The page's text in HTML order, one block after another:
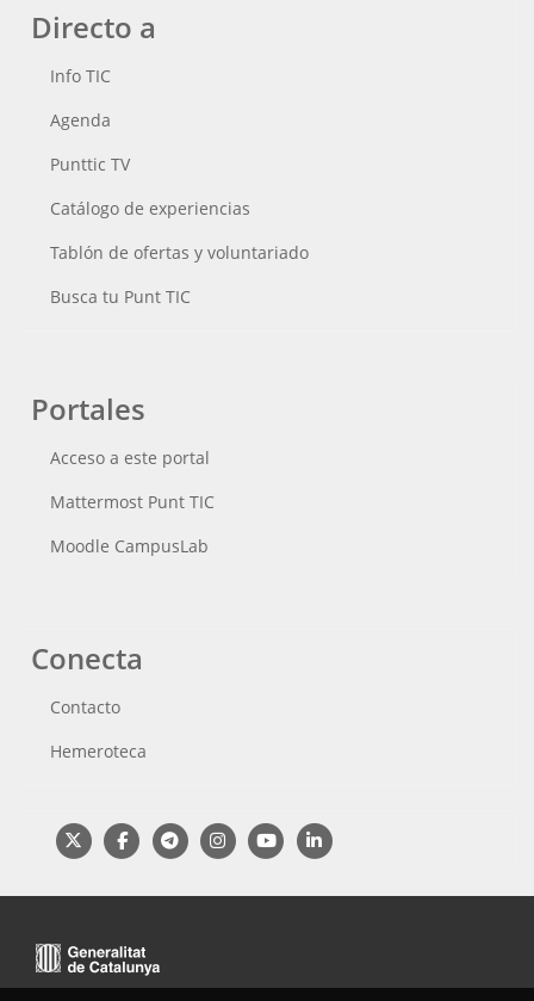
Directo a
Info TIC
Agenda
Punttic TV
Catálogo de experiencias
Tablón de ofertas y voluntariado
Busca tu Punt TIC
Portales
Acceso a este portal
Mattermost Punt TIC
Moodle CampusLab
Conecta
Contacto
Hemeroteca